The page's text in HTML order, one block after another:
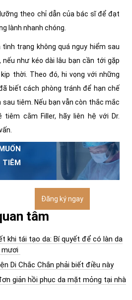
theo chỉ dẫn của bác sĩ để đạt
lành nhanh chóng.
trạng không quá nguy hiểm sau
nếu như kéo dài lâu bạn cần tới gặp
thời. Theo đó, hi vọng với những
biết cách phòng tránh để hạn chế
tiêm. Nếu bạn vẫn còn thắc mắc
cằm Filler, hãy liên hệ với Dr.
được
cùng
Đăng ký ngay
tâm
khi tái tạo da: Bí quyết để có làn da
mươi
Di Chắc Chắn phải biết điều này
giản hồi phục da mặt mỏng tại nhà